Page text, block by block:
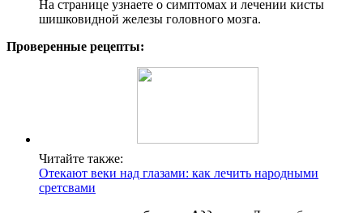
На странице узнаете о симптомах и лечении кисты
шишковидной железы головного мозга.
Проверенные рецепты:
Читайте также:
Отекают веки над глазами: как лечить народными
сретсвами